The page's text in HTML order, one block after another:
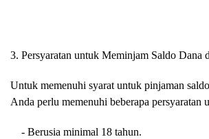
3. Persyaratan untuk Meminjam Saldo Dana
Untuk memenuhi syarat untuk pinjaman
Anda perlu memenuhi beberapa persyaratan
- Berusia minimal 18 tahun.